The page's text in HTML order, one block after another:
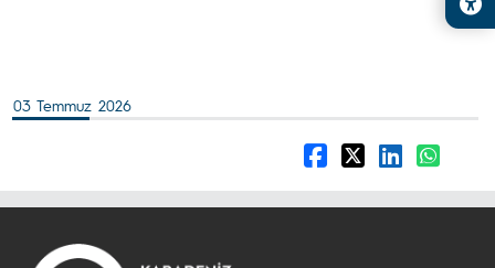
03 Temmuz 2026